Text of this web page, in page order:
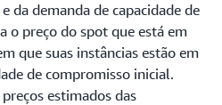
da demanda de capacidade de
o preço do spot que está em
que suas instâncias estão em
de compromisso inicial.
estimados das